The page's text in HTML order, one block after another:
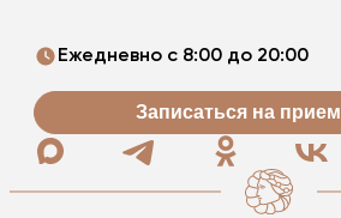
Ежедневно с 8:00 до 20:00
Записаться на прием